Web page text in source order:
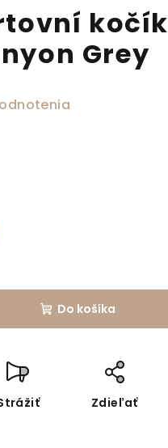
kočík
Grey
je 0,0 z 5 hviezdičiek.
Do košíka
Zdieľať